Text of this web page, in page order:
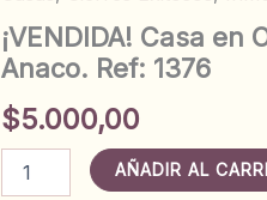
¡VENDIDA! Casa
Anaco. Ref: 1376
$5.000,00
Casa
AÑADIR AL